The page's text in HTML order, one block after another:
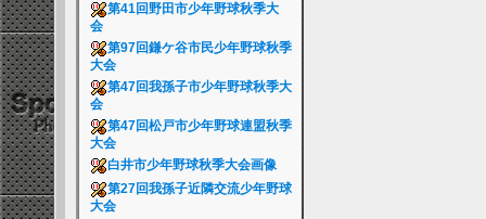
第41回野田市少年野球秋季大
会
第97回鎌ケ谷市民少年野球秋季
大会
第47回我孫子市少年野球秋季大
会
第47回松戸市少年野球連盟秋季
大会
白井市少年野球秋季大会画像
第27回我孫子近隣交流少年野球
大会